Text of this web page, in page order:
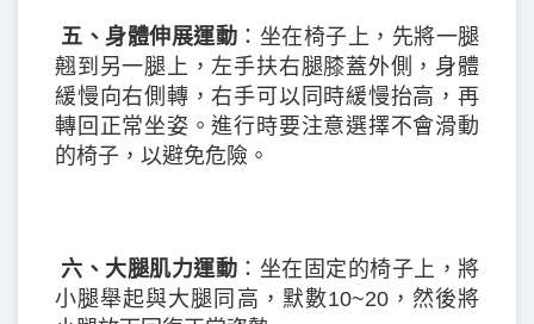
五、身體伸展運動 ：坐在椅子上，先將一腿
翹到另一腿上，左手扶右腿膝蓋外側，身體
緩慢向右側轉，右手可以同時緩慢抬高，再
轉回正常坐姿。進行時要注意選擇不會滑動
的椅子，以避免危險。
六、大腿肌力運動 ：坐在固定的椅子上，將
小腿舉起與大腿同高，默數10~20，然後將